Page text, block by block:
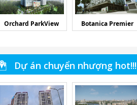
Orchard ParkView Botanica Premier
Dự án chuyển nhượng hot!!!